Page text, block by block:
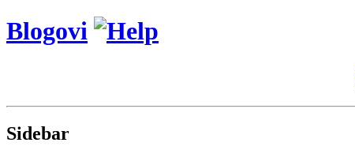
Blogovi
Sidebar